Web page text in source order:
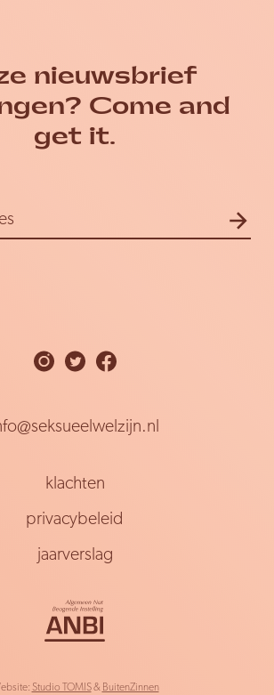
nieuwsbrief
Come and
get it.
klachten
privacybeleid
jaarverslag
Studio TOMIS& BuitenZinnen